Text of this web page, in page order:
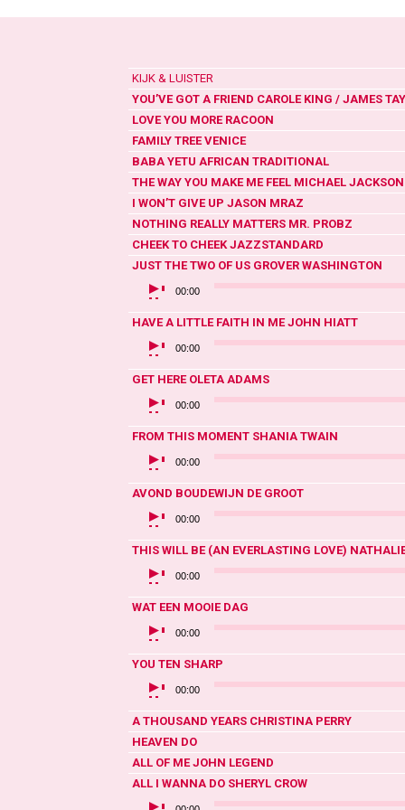
KIJK & LUISTER
YOU’VE GOT A FRIEND CAROLE KING / JAMES
LOVE YOU MORERACOON
FAMILY TREEVENICE
BABA YETU AFRICAN TRADITIONAL
THE WAY YOU MAKE ME FEEL MICHAEL JACKSON
I WON’T GIVE UP JASON MRAZ
NOTHING REALLY MATTERS MR. PROBZ
CHEEK TO CHEEKJAZZSTANDARD
JUST THE TWO OF US GROVER WASHINGTON
00:00
HAVE A LITTLE FAITH IN MEJOHN HIATT
00:00
GET HEREOLETA ADAMS
00:00
FROM THIS MOMENT SHANIA TWAIN
00:00
AVOND BOUDEWIJN DE GROOT
00:00
THIS WILL BE (AN EVERLASTING LOVE)
00:00
WAT EEN MOOIE DAG
00:00
YOU TEN SHARP
00:00
A THOUSAND YEARS CHRISTINA PERRY
HEAVEN DO
ALL OF MEJOHN LEGEND
ALL I WANNA DO SHERYL CROW